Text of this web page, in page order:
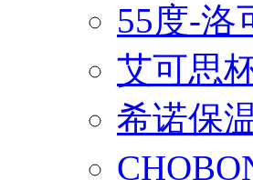
55度-洛
艾可思
希诺保